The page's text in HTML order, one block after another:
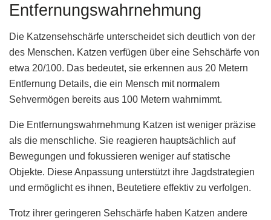
Entfernungswahrnehmung
Die Katzensehschärfe unterscheidet sich deutlich von der
des Menschen. Katzen verfügen über eine Sehschärfe von
etwa 20/100. Das bedeutet, sie erkennen aus 20 Metern
Entfernung Details, die ein Mensch mit normalem
Sehvermögen bereits aus 100 Metern wahrnimmt.
Die Entfernungswahrnehmung Katzen ist weniger präzise
als die menschliche. Sie reagieren hauptsächlich auf
Bewegungen und fokussieren weniger auf statische
Objekte. Diese Anpassung unterstützt ihre Jagdstrategien
und ermöglicht es ihnen, Beutetiere effektiv zu verfolgen.
Trotz ihrer geringeren Sehschärfe haben Katzen andere